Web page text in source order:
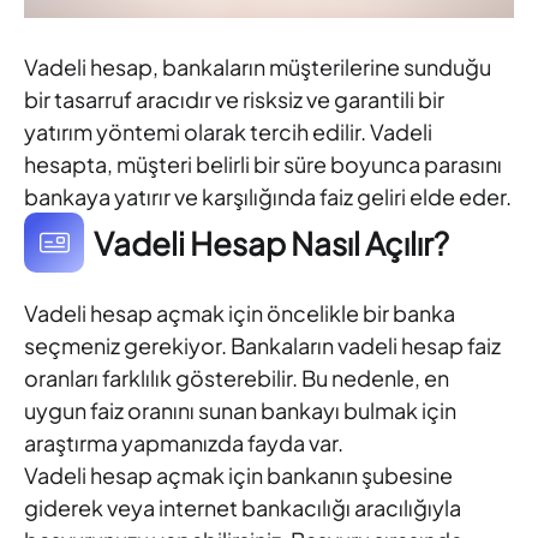
Vadeli hesap, bankaların müşterilerine sunduğu
bir tasarruf aracıdır ve risksiz ve garantili bir
yatırım yöntemi olarak tercih edilir. Vadeli
hesapta, müşteri belirli bir süre boyunca parasını
bankaya yatırır ve karşılığında faiz geliri elde eder.
Vadeli Hesap Nasıl Açılır?
Vadeli hesap açmak için öncelikle bir banka
seçmeniz gerekiyor. Bankaların vadeli hesap faiz
oranları farklılık gösterebilir. Bu nedenle, en
uygun faiz oranını sunan bankayı bulmak için
araştırma yapmanızda fayda var.
Vadeli hesap açmak için bankanın şubesine
giderek veya internet bankacılığı aracılığıyla